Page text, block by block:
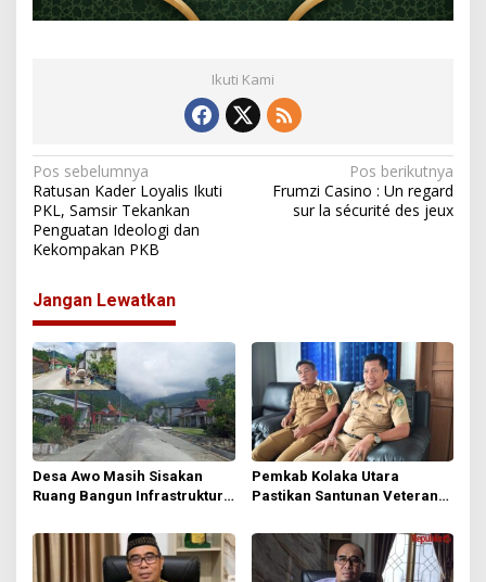
Ikuti Kami
N
a
v
g
a
s
i
p
o
s
Pos sebelumnya
Ratusan Kader Loyalis Ikuti
PKL, Samsir Tekankan
Penguatan Ideologi dan
Kekompakan PKB
Pos berikutnya
Frumzi Casino : Un regard
sur la sécurité des jeux
Jangan Lewatkan
Desa Awo Masih Sisakan
Ruang Bangun Infrastruktur
Desa
Pemkab Kolaka Utara
Pastikan Santunan Veteran
Diefisienkan